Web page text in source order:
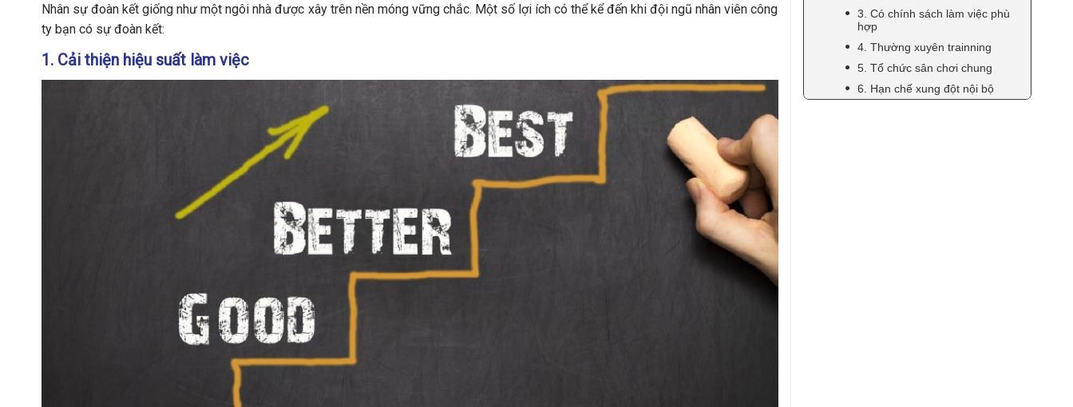
Nhân sự đoàn kết giống như một ngôi nhà được xây trên nền móng vững chắc. Một số lợi ích có thể kể đến khi đội ngũ nhân viên công
ty bạn có sự đoàn kết:
1. Cải thiện hiệu suất làm việc
3. Có chính sách làm việc phù
hợp
4. Thường xuyên trainning
5. Tổ chức sân chơi chung
6. Hạn chế xung đột nội bộ